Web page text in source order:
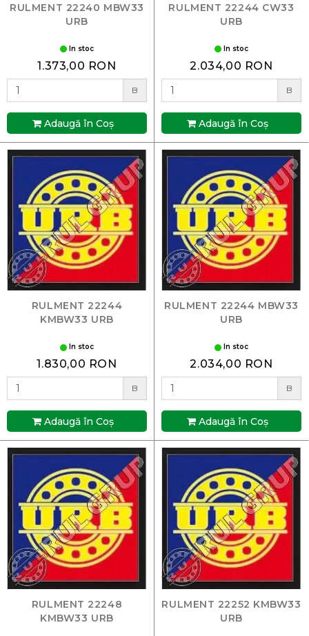
RULMENT 22240 MBW33
URB
In stoc
1.373,00 RON
B
Adaugă în Coş
RULMENT 22244 CW33
URB
In stoc
2.034,00 RON
B
Adaugă în Coş
RULMENT 22244
KMBW33 URB
In stoc
1.830,00 RON
B
Adaugă în Coş
RULMENT 22244 MBW33
URB
In stoc
2.034,00 RON
B
Adaugă în Coş
RULMENT 22248
KMBW33 URB
RULMENT 22252 KMBW33
URB